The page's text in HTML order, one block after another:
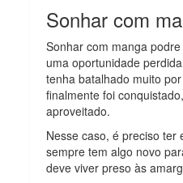
Sonhar com
Sonhar com manga
uma oportunidade
tenha batalhado muito
finalmente foi
aproveitado.
Nesse caso, é preciso ter
sempre tem algo novo
deve viver preso às